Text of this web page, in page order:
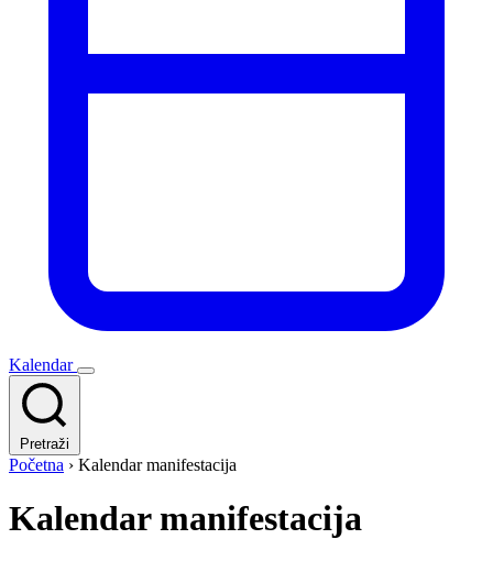
Kalendar
Pretraži
Početna › Kalendar manifestacija
Kalendar manifestacija